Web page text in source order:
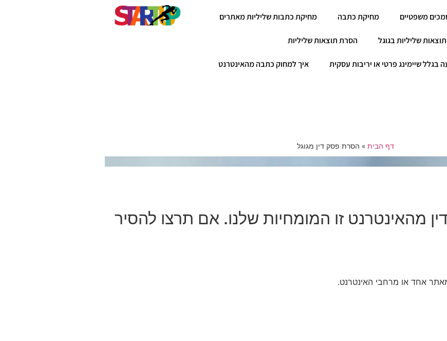
משפטיים מחיקת כתבה מחיקת כתבות שליליות מאתרים
שליליות בגוגל הסרת תוצאות שליליות
בגלל שיימינג פרטי או יריבות עסקית איך למחוק כתבה מהאינטרנט
דף הבית » הסרת פסק דין מגוגל
מהאינטרנט זו המומחיות שלנו. אם תרצו להסיר
מאתר אחד או מרחבי האינטרנט.